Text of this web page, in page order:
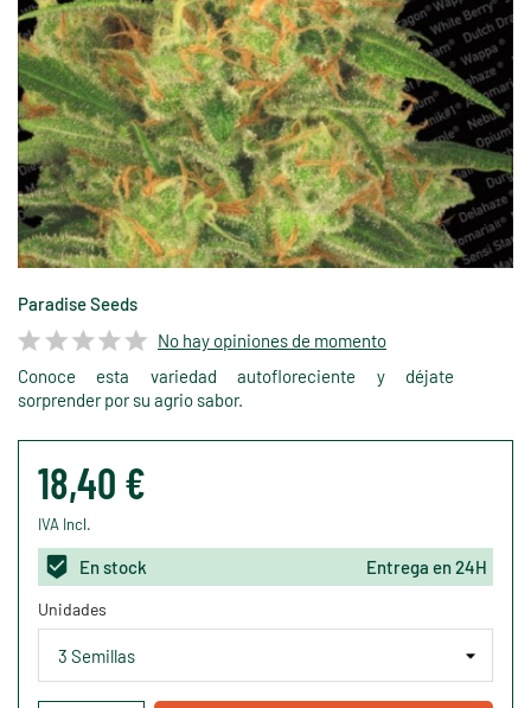
Paradise Seeds
No hay opiniones de momento
Conoce esta variedad autofloreciente y déjate
sorprender por su agrio sabor.
18,40 €
IVA Incl.
En stock Entrega en 24H
Unidades